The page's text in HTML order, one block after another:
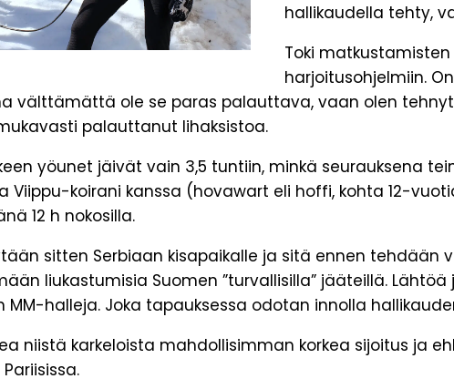
hallikaudella tehty,
Toki
harjoitusohjelmiin.
välttämättä ole se paras palauttava, vaan olen
palauttanut lihaksistoa.
yöunet jäivät vain 3,5 tuntiin, minkä seurauksena
Viippu-koirani kanssa (hovawart eli hoffi, kohta 12-
12 h nokosilla.
sitten Serbiaan kisapaikalle ja sitä ennen
liukastumisia Suomen ”turvallisilla” jääteillä.
MM-halleja. Joka tapauksessa odotan innolla
niistä karkeloista mahdollisimman korkea sijoitus ja